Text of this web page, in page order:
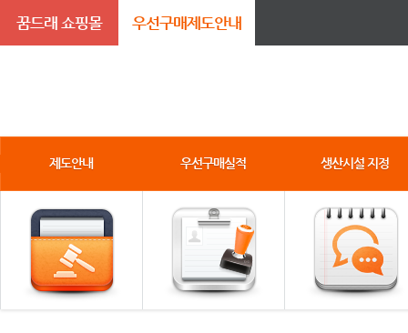
꿈드래 쇼핑몰 우선구매제도안내
제도안내 우선구매실적 생산시설 지정